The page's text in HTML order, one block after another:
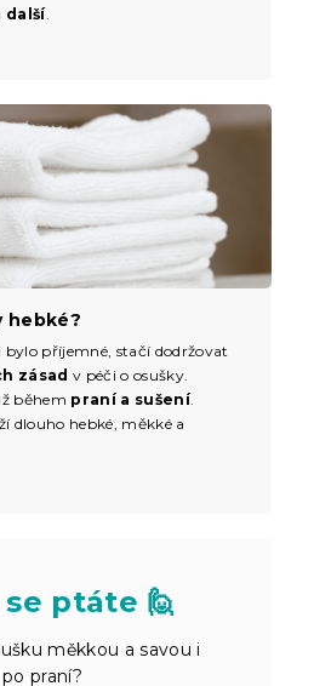
hebké?
bylo příjemné, stačí dodržovat
zásad v péči o osušky.
během praní a sušení.
dlouho hebké, měkké a
další.
ptáte 🙋
měkkou a savou i
po praní?